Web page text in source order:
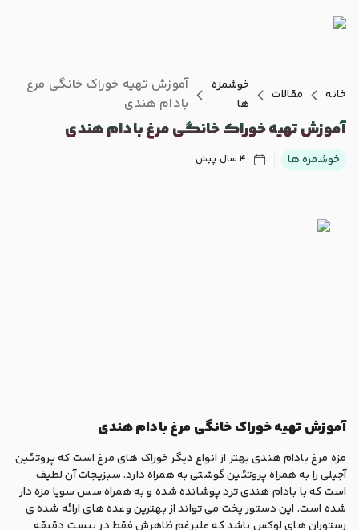
خانه مقالات
خوشمزه
ها
آموزش تهیه خوراک خانگی مرغ
بادام هندی
آموزش تهیه خوراک خانگی مرغ بادام هندی
خوشمزه ها 4 سال پیش
آموزش تهیه خوراک خانگی مرغ بادام هندی
مزه مرغ بادام هندی بهتر از انواع دیگر خوراک های مرغ است که پروتئین
آجیلی را به همراه پروتئین گوشتی به همراه دارد. سبزیجات آن لطیف
است که با بادام هندی ترد پوشانده شده و به همراه سس سویا مزه دار
شده است. این دستور پخت می تواند از بهترین وعده های ارائه شده ی
رستوران های لوکس باشد که علیرغم ظاهرش فقط در بیست دقیقه